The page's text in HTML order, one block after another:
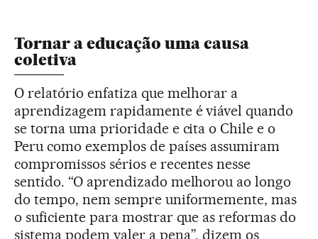
Tornar a educação uma causa
coletiva
O relatório enfatiza que melhorar a
aprendizagem rapidamente é viável quando
se torna uma prioridade e cita o Chile e o
Peru como exemplos de países assumiram
compromissos sérios e recentes nesse
sentido. “O aprendizado melhorou ao longo
do tempo, nem sempre uniformemente, mas
o suficiente para mostrar que as reformas do
sistema podem valer a pena”, dizem os